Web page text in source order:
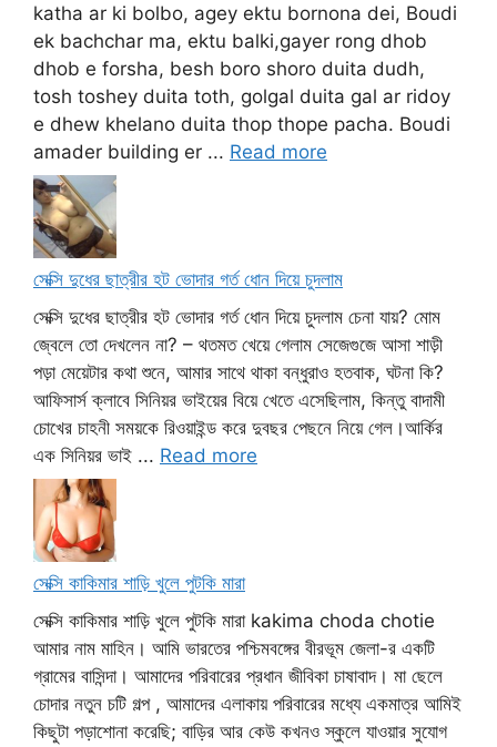
katha ar ki bolbo, agey ektu bornona dei, Boudi
ek bachchar ma, ektu balki,gayer rong dhob
dhob e forsha, besh boro shoro duita dudh,
tosh toshey duita toth, golgal duita gal ar ridoy
e dhew khelano duita thop thope pacha. Boudi
amader building er ... Read more
সেক্সি দুধের ছাত্রীর হট ভোদার গর্ত ধোন দিয়ে চুদলাম
সেক্সি দুধের ছাত্রীর হট ভোদার গর্ত ধোন দিয়ে চুদলাম চেনা যায়? মোম
জ্বেলে তো দেখলেন না? – থতমত খেয়ে গেলাম সেজেগুজে আসা শাড়ী
পড়া মেয়েটার কথা শুনে, আমার সাথে থাকা বন্ধুরাও হতবাক, ঘটনা কি?
আফিসার্স ক্লাবে সিনিয়র ভাইয়ের বিয়ে খেতে এসেছিলাম, কিন্তু বাদামী
চোখের চাহনী সময়কে রিওয়াইন্ড করে দুবছর পেছনে নিয়ে গেল।আর্কির
এক সিনিয়র ভাই ... Read more
সেক্সি কাকিমার শাড়ি খুলে পুটকি মারা
সেক্সি কাকিমার শাড়ি খুলে পুটকি মারা kakima choda chotie
আমার নাম মাহিন। আমি ভারতের পশ্চিমবঙ্গের বীরভূম জেলা-র একটি
গ্রামের বাসিন্দা। আমাদের পরিবারের প্রধান জীবিকা চাষাবাদ। মা ছেলে
চোদার নতুন চটি গল্প , আমাদের এলাকায় পরিবারের মধ্যে একমাত্র আমিই
কিছুটা পড়াশোনা করেছি; বাড়ির আর কেউ কখনও স্কুলে যাওয়ার সুযোগ